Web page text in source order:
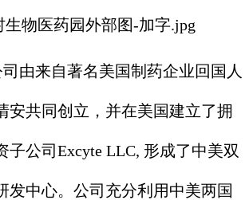
由来自著名美国制药企业回国人
安共同创立，并在美国建立了拥
子公司Excyte LLC, 形成了中美双
发中心。公司充分利用中美两国